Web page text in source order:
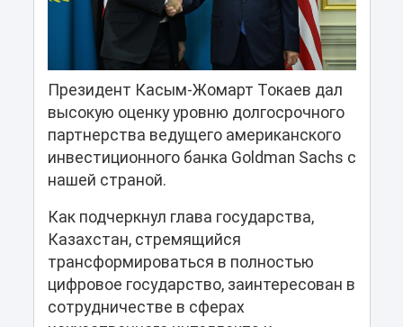
Президент Касым-Жомарт Токаев дал
высокую оценку уровню долгосрочного
партнерства ведущего американского
инвестиционного банка Goldman Sachs с
нашей страной.
Как подчеркнул глава государства,
Казахстан, стремящийся
трансформироваться в полностью
цифровое государство, заинтересован в
сотрудничестве в сферах